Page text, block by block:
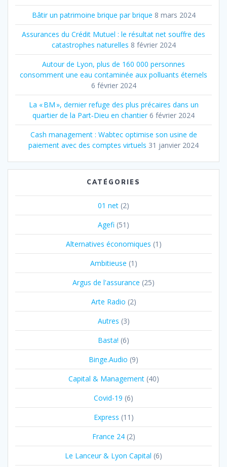
Bâtir un patrimoine brique par brique 8 mars 2024
Assurances du Crédit Mutuel : le résultat net souffre des
catastrophes naturelles 8 février 2024
Autour de Lyon, plus de 160 000 personnes
consomment une eau contaminée aux polluants éternels
6 février 2024
La « BM », dernier refuge des plus précaires dans un
quartier de la Part‐Dieu en chantier 6 février 2024
Cash management : Wabtec optimise son usine de
paiement avec des comptes virtuels 31 janvier 2024
CATÉGORIES
01 net (2)
Agefi (51)
Alternatives économiques (1)
Ambitieuse (1)
Argus de l'assurance (25)
Arte Radio (2)
Autres (3)
Basta! (6)
Binge.Audio (9)
Capital & Management(40)
Covid-19 (6)
Express (11)
France 24(2)
Le Lanceur & Lyon Capital (6)